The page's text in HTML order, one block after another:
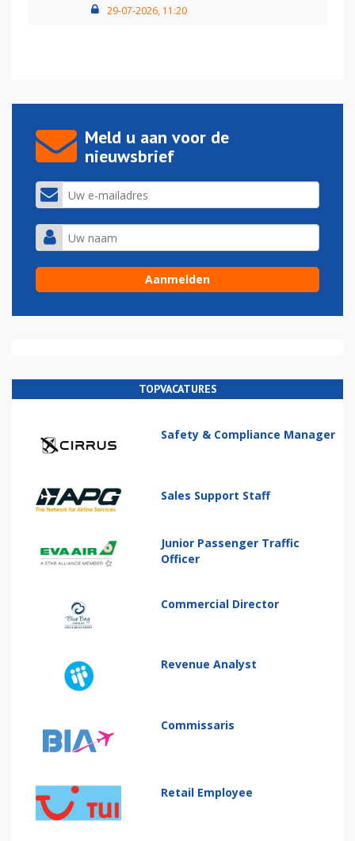
29-07-2026, 11:20
Meld u aan voor de
nieuwsbrief
TOPVACATURES
Safety & Compliance Manager
Sales Support Staff
Junior Passenger Traffic
Officer
Commercial Director
Revenue Analyst
Commissaris
Retail Employee